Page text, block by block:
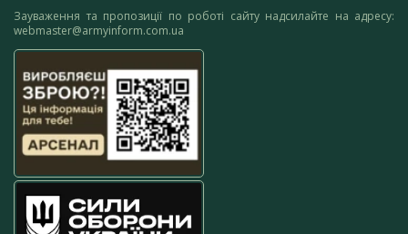
Зауваження та пропозиції по роботі сайту надсилайте на адресу:
webmaster@armyinform.com.ua